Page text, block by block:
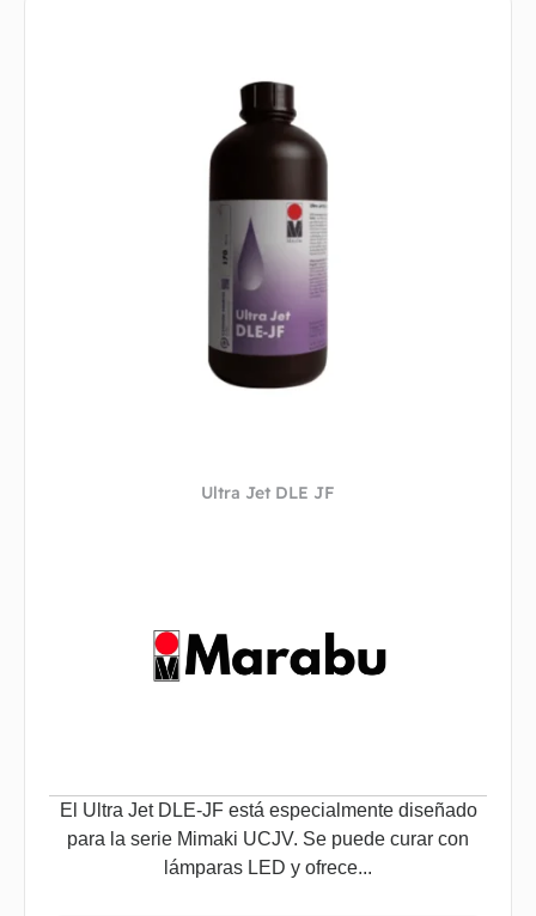
Ultra Jet DLE JF
El Ultra Jet DLE-JF está especialmente diseñado
para la serie Mimaki UCJV. Se puede curar con
lámparas LED y ofrece...